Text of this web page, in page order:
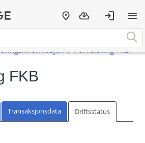
FKB
Transaksjonsdata Driftsstatus